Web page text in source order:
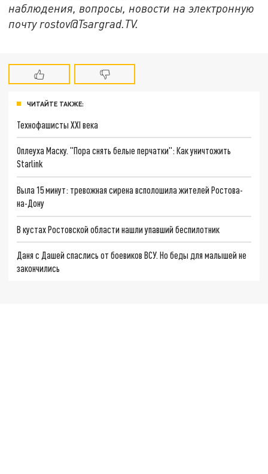
наблюдения, вопросы, новости на электронную
почту rostov@Tsargrad.ТV.
ЧИТАЙТЕ ТАКЖЕ:
Технофашисты XXI века
Оплеуха Маску. "Пора снять белые перчатки": Как уничтожить
Starlink
Выла 15 минут: тревожная сирена всполошила жителей Ростова-
на-Дону
В кустах Ростовской области нашли упавший беспилотник
Даня с Дашей спаслись от боевиков ВСУ. Но беды для малышей не
закончились